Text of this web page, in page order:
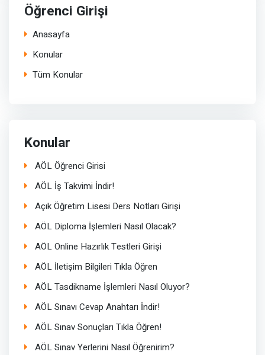
Öğrenci Girişi
Anasayfa
Konular
Tüm Konular
Konular
AÖL Öğrenci Girisi
AÖL İş Takvimi İndir!
Açık Öğretim Lisesi Ders Notları Girişi
AÖL Diploma İşlemleri Nasıl Olacak?
AÖL Online Hazırlık Testleri Girişi
AÖL İletişim Bilgileri Tıkla Öğren
AÖL Tasdikname İşlemleri Nasıl Oluyor?
AÖL Sınavı Cevap Anahtarı İndir!
AÖL Sınav Sonuçları Tıkla Öğren!
AÖL Sınav Yerlerini Nasıl Öğrenirim?